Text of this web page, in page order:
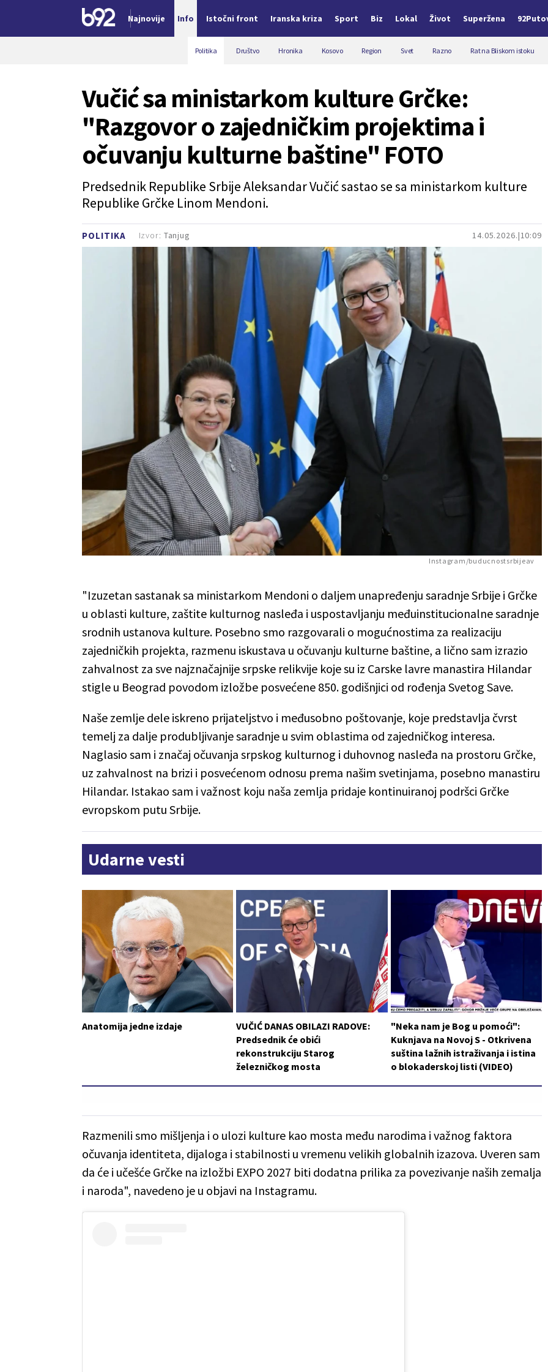
Najnovije Info Istočni front Iranska kriza Sport Biz Lokal Život Superžena
Politika Društvo Hronika Kosovo Region Svet Razno Rat na Bliskom istoku
POLITIKA 14.05.2026. 10:09
Vučić sa ministarkom kulture Grčke:
"Razgovor o zajedničkim projektima i
očuvanju kulturne baštine" FOTO
Predsednik Republike Srbije Aleksandar Vučić sastao se sa ministarkom kulture
Republike Grčke Linom Mendoni.
Izvor: Tanjug
Instagram/buducnostsrbijeav
"Izuzetan sastanak sa ministarkom Mendoni o daljem unapređenju saradnje Srbije i Grčke
u oblasti kulture, zaštite kulturnog nasleđa i uspostavljanju međuinstitucionalne saradnje
srodnih ustanova kulture. Posebno smo razgovarali o mogućnostima za realizaciju
zajedničkih projekta, razmenu iskustava u očuvanju kulturne baštine, a lično sam izrazio
zahvalnost za sve najznačajnije srpske relikvije koje su iz Carske lavre manastira Hilandar
stigle u Beograd povodom izložbe posvećene 850. godišnjici od rođenja Svetog Save.
Naše zemlje dele iskreno prijateljstvo i međusobno poštovanje, koje predstavlja čvrst
temelj za dalje produbljivanje saradnje u svim oblastima od zajedničkog interesa.
Naglasio sam i značaj očuvanja srpskog kulturnog i duhovnog nasleđa na prostoru Grčke,
uz zahvalnost na brizi i posvećenom odnosu prema našim svetinjama, posebno manastiru
Hilandar. Istakao sam i važnost koju naša zemlja pridaje kontinuiranoj podršci Grčke
evropskom putu Srbije.
Udarne vesti
Anatomija jedne izdaje
VUČIĆ DANAS OBILAZI RADOVE:
Predsednik će obići
rekonstrukciju Starog
železničkog mosta
"Neka nam je Bog u pomoći":
Kuknjava na Novoj S - Otkrivena
suština lažnih istraživanja i istina
o blokaderskoj listi (VIDEO)
Razmenili smo mišljenja i o ulozi kulture kao mosta među narodima i važnog faktora
očuvanja identiteta, dijaloga i stabilnosti u vremenu velikih globalnih izazova. Uveren sam
da će i učešće Grčke na izložbi EXPO 2027 biti dodatna prilika za povezivanje naših zemalja
i naroda", navedeno je u objavi na Instagramu.